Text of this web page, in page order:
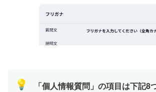
💡
「個人情報質問」の項目は下記8